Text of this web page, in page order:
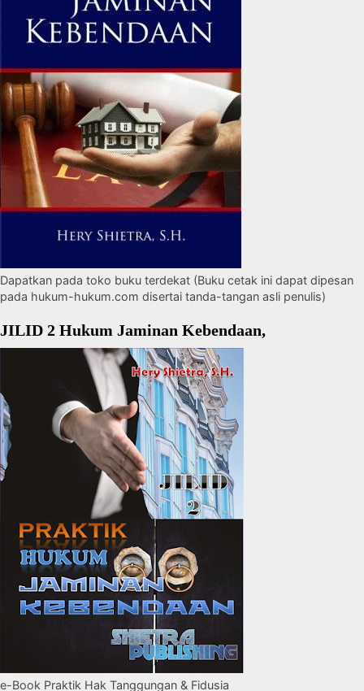
Dapatkan pada toko buku terdekat (Buku cetak ini dapat dipesan
pada hukum-hukum.com disertai tanda-tangan asli penulis)
JILID 2 Hukum Jaminan Kebendaan,
e-Book Praktik Hak Tanggungan & Fidusia